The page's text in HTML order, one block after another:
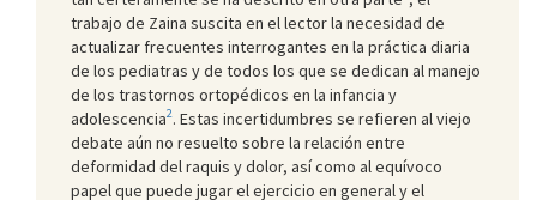
trabajo de Zaina suscita en el lector la necesidad de
actualizar frecuentes interrogantes en la práctica diaria
de los pediatras y de todos los que se dedican al manejo
de los trastornos ortopédicos en la infancia y
adolescencia2. Estas incertidumbres se refieren al viejo
debate aún no resuelto sobre la relación entre
deformidad del raquis y dolor, así como al equívoco
papel que puede jugar el ejercicio en general y el